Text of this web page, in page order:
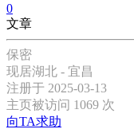
0
文章
保密
现居湖北 - 宜昌
注册于 2025-03-13
主页被访问 1069 次
向TA求助